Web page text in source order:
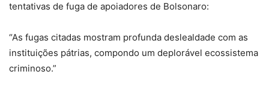
tentativas de fuga de apoiadores de Bolsonaro:
“As fugas citadas mostram profunda deslealdade com as
instituições pátrias, compondo um deplorável ecossistema
criminoso.”